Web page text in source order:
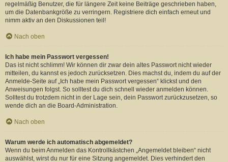
regelmäßig Benutzer, die für längere Zeit keine Beiträge geschrieben haben,
um die Datenbankgröße zu verringern. Registriere dich einfach erneut und
nimm aktiv an den Diskussionen teil!
Nach oben
Ich habe mein Passwort vergessen!
Das ist nicht schlimm! Wir können dir zwar dein altes Passwort nicht wieder
mitteilen, du kannst es jedoch zurücksetzen. Dies machst du, indem du auf der
Anmelde-Seite auf „Ich habe mein Passwort vergessen“ klickst und den
Anweisungen folgst. So solltest du dich schnell wieder anmelden können.
Solltest du trotzdem nicht in der Lage sein, dein Passwort zurückzusetzen, so
wende dich an die Board-Administration.
Nach oben
Warum werde ich automatisch abgemeldet?
Wenn du beim Anmelden das Kontrollkästchen „Angemeldet bleiben“ nicht
auswählst, wirst du nur für eine Sitzung angemeldet. Dies verhindert den